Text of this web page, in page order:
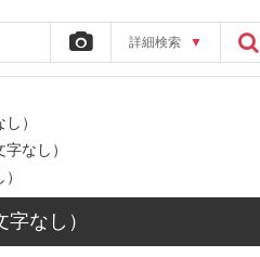
詳細検索 ▼
）
なし）
なし）